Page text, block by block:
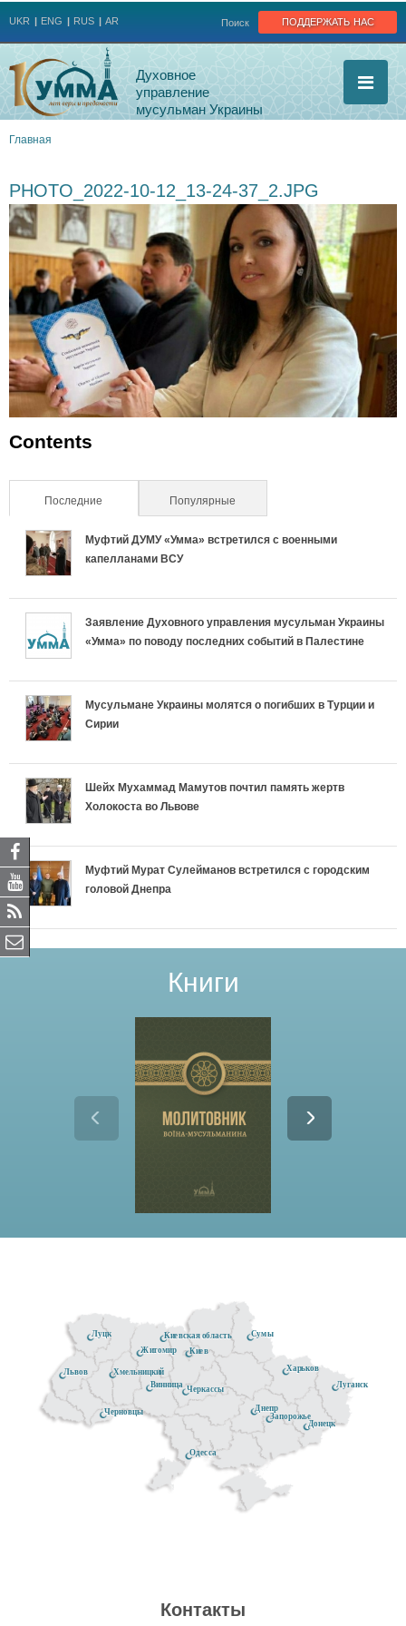
поддержать нас
Поиск
UKR ENG RUS AR
Духовное
управление
мусульман Украины
здесь
Главная
PHOTO_2022-10-12_13-24-37_2.JPG
Contents
Последние (активная вкладка)Популярные
Муфтий ДУМУ «Умма» встретился с военными
капелланами ВСУ
Заявление Духовного управления мусульман Украины
«Умма» по поводу последних событий в Палестине
Мусульмане Украины молятся о погибших в Турции и
Сирии
Шейх Мухаммад Мамутов почтил память жертв
Холокоста во Львове
Муфтий Мурат Сулейманов встретился с городским
головой Днепра
Книги
Черкассы
Черновцы
Сумы
Луганск
Одесса
Донецк
Киев
Днепр
Киевская область
Запорожье
Житомир
Винница
Хмельницкий
Луцк
Львов Харьков
Контакты